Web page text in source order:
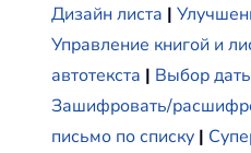
Дизайн листа |
Управление книгой и
автотекста | Выбор
Зашифровать/
письмо по списку |